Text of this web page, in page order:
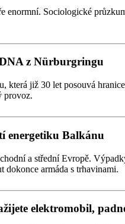
Sociologické
z Nürburgringu
která již 30 let posouvá
provoz.
energetiku Balkánu
a střední Evropě.
dokonce armáda s trhavinami.
elektromobil,